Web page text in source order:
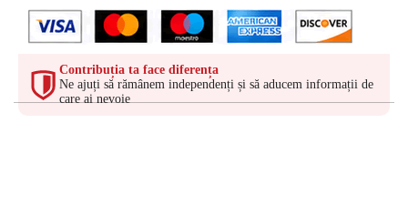
Contribuția ta face diferența
Ne ajuți să rămânem independenți și să aducem informații de
care ai nevoie